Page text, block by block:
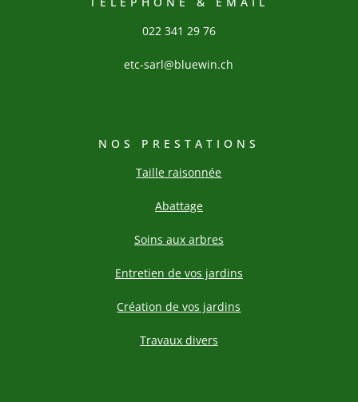
022 341 29 76
etc-sarl@bluewin.ch
NOS PRESTATIONS
Taille raisonnée
Abattage
Soins aux arbres
Entretien de vos jardins
Création de vos jardins
Travaux divers